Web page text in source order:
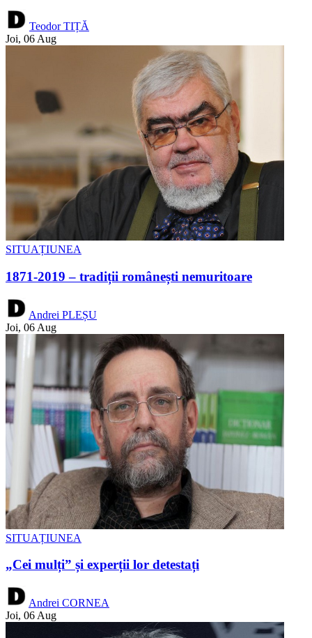
Teodor TIȚĂ
Joi, 06 Aug
SITUAȚIUNEA
1871-2019 – tradiții românești nemuritoare
Andrei PLEȘU
Joi, 06 Aug
SITUAȚIUNEA
„Cei mulți” și experții lor detestați
Andrei CORNEA
Joi, 06 Aug